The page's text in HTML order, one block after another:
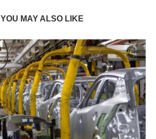
YOU MAY ALSO LIKE